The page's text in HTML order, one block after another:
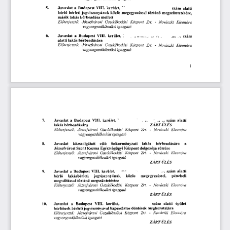
5. Javaslat a Budapest VIII. kerület, — szám alatti
bérlő bérleti jogviszonyának közös megegyezéssel történő megszüntetésére,
másik lakás bérbeadása mellett
Előterjesztő: Józse,károsi Gazdálkodási Központ Zrt. - Nováczki Eleonóra
vagyongazdálkodási igazgató
6.
Javaslat a Budapest VIII. kerület,
szám
alatti lakás bérbeadására
Előterjesztő Józsefvárosi Gazdálkodási Központ ZH. Nováczki Eleonóra
vagyongazdálkodási igazgató
7. Javaslat a Budapest VIII. kerület, ' - szám alatti
lakás bérbeadására ZART ÜLÉS
Előterjesztő: Józsefvárosi Gazdálkodási Központ Zr!. - Nováczki Eleonóra
vagyongazdálkodási igazgató
8. Javaslat közszolgálati célú önkormányzati lakás bérbeadására
a
Józsefvárosi Szent Kozma Egészségügyi Központ dolgozója részére
Előterjesztő: JózseNrosi Gazdálkodási Központ Zr!. Nováczki Eleonóra
vagyongazdálkodási igazgató
ZÁRT ÜLÉS
9.
Javaslat a Budapest VIII. kerület, •  OE. szám alatti
bérlő lakásbérleti jogviszonyának közös megegyezéssel,
pénzbeli
megváltással történő megszüntetésére
Előterjesztő: Józsefvárosi Gazdálkodási Központ Zr!. - Nováczki Eleonóra
vagyongazdálkodási igazgató
ZÄRT ÜLÉS
10. Javaslat a Budapest VIII. kerület, stint alatti épület
bérlőinek bérleti jogviszonyával kapcsolatos döntések meghozatalára
Előterjesztő: Józsefvárosi Gazdálkodási Központ Zr!. - Nováczki Eleonóra
vagvongazdálkodási igazgató
ZÁRT ÜLÉS